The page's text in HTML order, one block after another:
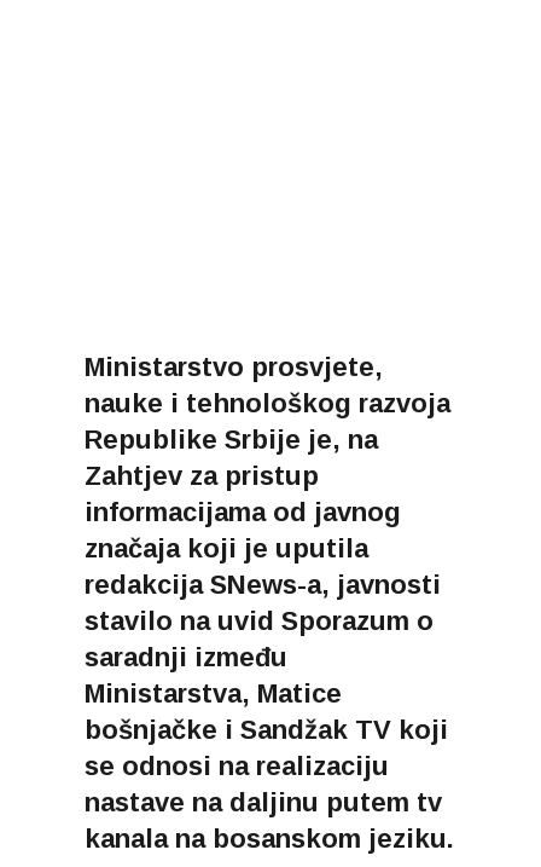
Ministarstvo prosvjete,
nauke i tehnološkog razvoja
Republike Srbije je, na
Zahtjev za pristup
informacijama od javnog
značaja koji je uputila
redakcija SNews-a, javnosti
stavilo na uvid Sporazum o
saradnji između
Ministarstva, Matice
bošnjačke i Sandžak TV koji
se odnosi na realizaciju
nastave na daljinu putem tv
kanala na bosanskom jeziku.